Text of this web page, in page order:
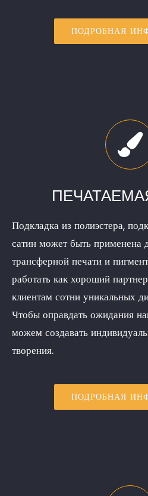
ПОДРОБНАЯ
Подкладка из полиэстера,
сатин может быть применена
трансферной печати и
работать как хороший
клиентам сотни уникальных
Чтобы оправдать ожидания
можем создавать
творения.
ПОДРОБНАЯ